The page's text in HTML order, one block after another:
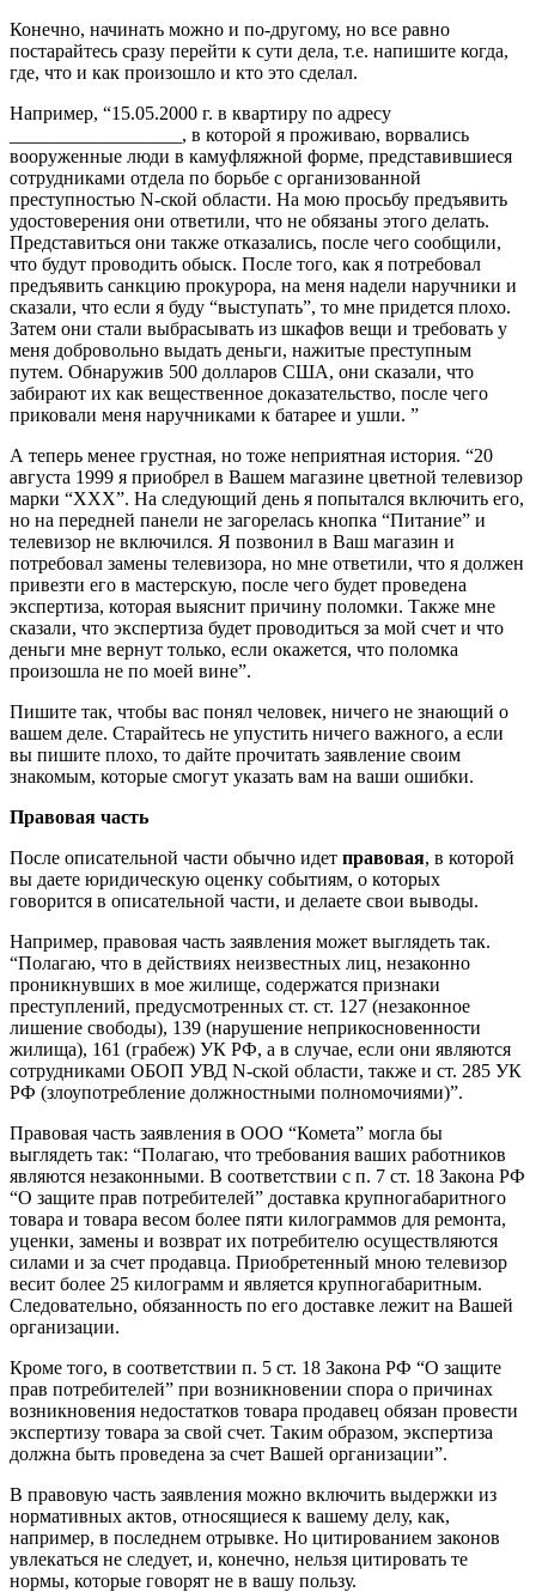
Конечно, начинать можно и по-другому, но все равно
постарайтесь сразу перейти к сути дела, т.е. напишите когда,
где, что и как произошло и кто это сделал.
Например, “15.05.2000 г. в квартиру по адресу
__________________, в которой я проживаю, ворвались
вооруженные люди в камуфляжной форме, представившиеся
сотрудниками отдела по борьбе с организованной
преступностью N-ской области. На мою просьбу предъявить
удостоверения они ответили, что не обязаны этого делать.
Представиться они также отказались, после чего сообщили,
что будут проводить обыск. После того, как я потребовал
предъявить санкцию прокурора, на меня надели наручники и
сказали, что если я буду “выступать”, то мне придется плохо.
Затем они стали выбрасывать из шкафов вещи и требовать у
меня добровольно выдать деньги, нажитые преступным
путем. Обнаружив 500 долларов США, они сказали, что
забирают их как вещественное доказательство, после чего
приковали меня наручниками к батарее и ушли. ”
А теперь менее грустная, но тоже неприятная история. “20
августа 1999 я приобрел в Вашем магазине цветной телевизор
марки “ХХХ”. На следующий день я попытался включить его,
но на передней панели не загорелась кнопка “Питание” и
телевизор не включился. Я позвонил в Ваш магазин и
потребовал замены телевизора, но мне ответили, что я должен
привезти его в мастерскую, после чего будет проведена
экспертиза, которая выяснит причину поломки. Также мне
сказали, что экспертиза будет проводиться за мой счет и что
деньги мне вернут только, если окажется, что поломка
произошла не по моей вине”.
Пишите так, чтобы вас понял человек, ничего не знающий о
вашем деле. Старайтесь не упустить ничего важного, а если
вы пишите плохо, то дайте прочитать заявление своим
знакомым, которые смогут указать вам на ваши ошибки.
Правовая часть
После описательной части обычно идет правовая, в которой
вы даете юридическую оценку событиям, о которых
говорится в описательной части, и делаете свои выводы.
Например, правовая часть заявления может выглядеть так.
“Полагаю, что в действиях неизвестных лиц, незаконно
проникнувших в мое жилище, содержатся признаки
преступлений, предусмотренных ст. ст. 127 (незаконное
лишение свободы), 139 (нарушение неприкосновенности
жилища), 161 (грабеж) УК РФ, а в случае, если они являются
сотрудниками ОБОП УВД N-ской области, также и ст. 285 УК
РФ (злоупотребление должностными полномочиями)”.
Правовая часть заявления в ООО “Комета” могла бы
выглядеть так: “Полагаю, что требования ваших работников
являются незаконными. В соответствии с п. 7 ст. 18 Закона РФ
“О защите прав потребителей” доставка крупногабаритного
товара и товара весом более пяти килограммов для ремонта,
уценки, замены и возврат их потребителю осуществляются
силами и за счет продавца. Приобретенный мною телевизор
весит более 25 килограмм и является крупногабаритным.
Следовательно, обязанность по его доставке лежит на Вашей
организации.
Кроме того, в соответствии п. 5 ст. 18 Закона РФ “О защите
прав потребителей” при возникновении спора о причинах
возникновения недостатков товара продавец обязан провести
экспертизу товара за свой счет. Таким образом, экспертиза
должна быть проведена за счет Вашей организации”.
В правовую часть заявления можно включить выдержки из
нормативных актов, относящиеся к вашему делу, как,
например, в последнем отрывке. Но цитированием законов
увлекаться не следует, и, конечно, нельзя цитировать те
нормы, которые говорят не в вашу пользу.